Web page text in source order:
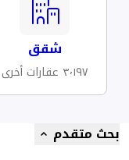
شقق
٣٬١٩٧ عقارات أخرى
بحث متقدم